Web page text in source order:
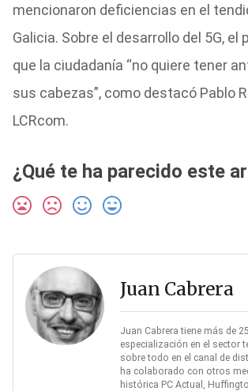
mencionaron deficiencias en el
Galicia. Sobre el desarrollo del 5G, el
que la ciudadanía “no quiere tener
sus cabezas”, como destacó Pablo
LCRcom.
¿Qué te ha parecido este
Juan Cabrera
Juan Cabrera tiene más de
especialización en el sector
sobre todo en el canal de
ha colaborado con otros
histórica PC Actual,